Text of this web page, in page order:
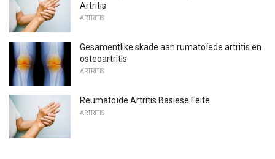
Artritis
ARTRITIS
Gesamentlike skade aan rumatoïede artritis en
osteoartritis
ARTRITIS
Reumatoïde Artritis Basiese Feite
ARTRITIS